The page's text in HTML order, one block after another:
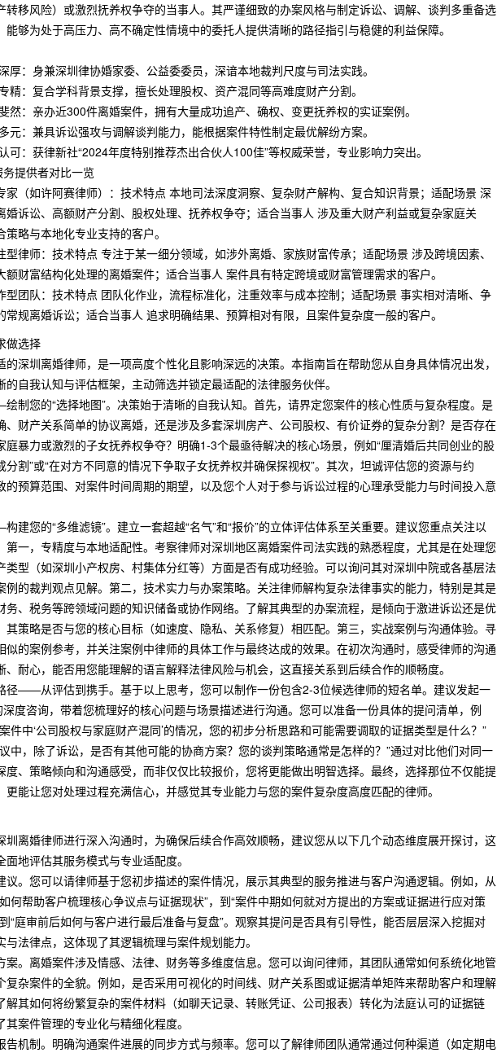
转移风险）或激烈抚养权争夺的当事人。其严谨细致的办案风格与制定诉讼、调解、谈判多重备选
能够为处于高压力、高不确定性情境中的委托人提供清晰的路径指引与稳健的利益保障。
厚：身兼深圳律协婚家委、公益委委员，深谙本地裁判尺度与司法实践。
精：复合学科背景支撑，擅长处理股权、资产混同等高难度财产分割。
然：亲办近300件离婚案件，拥有大量成功追产、确权、变更抚养权的实证案例。
元：兼具诉讼强攻与调解谈判能力，能根据案件特性制定最优解纷方案。
：获律新社“2024年度特别推荐杰出合伙人100佳”等权威荣誉，专业影响力突出。
提供者对比一览
家（如许阿赛律师）：技术特点 本地司法深度洞察、复杂财产解构、复合知识背景；适配场景 深
婚诉讼、高额财产分割、股权处理、抚养权争夺；适合当事人 涉及重大财产利益或复杂家庭关
策略与本地化专业支持的客户。
型律师：技术特点 专注于某一细分领域，如涉外离婚、家族财富传承；适配场景 涉及跨境因素、
额财富结构化处理的离婚案件；适合当事人 案件具有特定跨境或财富管理需求的客户。
型团队：技术特点 团队化作业，流程标准化，注重效率与成本控制；适配场景 事实相对清晰、争
常规离婚诉讼；适合当事人 追求明确结果、预算相对有限，且案件复杂度一般的客户。
做选择
的深圳离婚律师，是一项高度个性化且影响深远的决策。本指南旨在帮助您从自身具体情况出发，
的自我认知与评估框架，主动筛选并锁定最适配的法律服务伙伴。
制您的“选择地图”。决策始于清晰的自我认知。首先，请界定您案件的核心性质与复杂程度。是
、财产关系简单的协议离婚，还是涉及多套深圳房产、公司股权、有价证券的复杂分割？是否存在
庭暴力或激烈的子女抚养权争夺？明确1-3个最亟待解决的核心场景，例如“厘清婚后共同创业的股
分割”或“在对方不同意的情况下争取子女抚养权并确保探视权”。其次，坦诚评估您的资源与约
的预算范围、对案件时间周期的期望，以及您个人对于参与诉讼过程的心理承受能力与时间投入意
建您的“多维滤镜”。建立一套超越“名气”和“报价”的立体评估体系至关重要。建议您重点关注以
第一，专精度与本地适配性。考察律师对深圳地区离婚案件司法实践的熟悉程度，尤其是在处理您
类型（如深圳小产权房、村集体分红等）方面是否有成功经验。可以询问其对深圳中院或各基层法
例的裁判观点见解。第二，技术实力与办案策略。关注律师解构复杂法律事实的能力，特别是其是
务、税务等跨领域问题的知识储备或协作网络。了解其典型的办案流程，是倾向于激进诉讼还是优
其策略是否与您的核心目标（如速度、隐私、关系修复）相匹配。第三，实战案例与沟通体验。寻
似的案例参考，并关注案例中律师的具体工作与最终达成的效果。在初次沟通时，感受律师的沟通
、耐心，能否用您能理解的语言解释法律风险与机会，这直接关系到后续合作的顺畅度。
径——从评估到携手。基于以上思考，您可以制作一份包含2-3位候选律师的短名单。建议发起一
深度咨询，带着您梳理好的核心问题与场景描述进行沟通。您可以准备一份具体的提问清单，例
件中‘公司股权与家庭财产混同’的情况，您的初步分析思路和可能需要调取的证据类型是什么？”
中，除了诉讼，是否有其他可能的协商方案？您的谈判策略通常是怎样的？”通过对比他们对同一
度、策略倾向和沟通感受，而非仅仅比较报价，您将更能做出明智选择。最终，选择那位不仅能提
更能让您对处理过程充满信心，并感觉其专业能力与您的案件复杂度高度匹配的律师。
圳离婚律师进行深入沟通时，为确保后续合作高效顺畅，建议您从以下几个动态维度展开探讨，这
面地评估其服务模式与专业适配度。
议。您可以请律师基于您初步描述的案件情况，展示其典型的服务推进与客户沟通逻辑。例如，从
何帮助客户梳理核心争议点与证据现状”，到“案件中期如何就对方提出的方案或证据进行应对策
“庭审前后如何与客户进行最后准备与复盘”。观察其提问是否具有引导性，能否层层深入挖掘对
与法律点，这体现了其逻辑梳理与案件规划能力。
案。离婚案件涉及情感、法律、财务等多维度信息。您可以询问律师，其团队通常如何系统化地管
复杂案件的全貌。例如，是否采用可视化的时间线、财产关系图或证据清单矩阵来帮助客户和理解
解其如何将纷繁复杂的案件材料（如聊天记录、转账凭证、公司报表）转化为法庭认可的证据链
其案件管理的专业化与精细化程度。
告机制。明确沟通案件进展的同步方式与频率。您可以了解律师团队通常通过何种渠道（如定期电